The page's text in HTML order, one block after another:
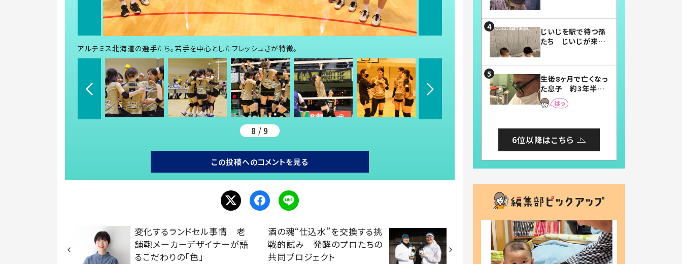
アルテミス北海道の選手たち。若手を中心としたフレッシュさが特徴。
8 / 9
この投稿へのコメントを見る
変化するランドセル事情 老
舗鞄メーカーデザイナーが語
るこだわりの「色」
酒の魂“仕込水”を交換する挑
戦的試み 発酵のプロたちの
共同プロジェクト
じいじを駅で待つ孫
たち じいじが来た
まらない」「幸せにな
れる」
生後8ヶ月で亡くなっ
た息子 約3年半
後、当時の妻の日記
に書いてあった本音
6位以降はこちら